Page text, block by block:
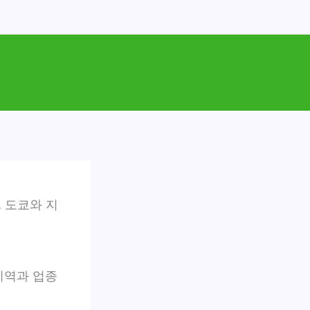
쿄와 지
역과 업종